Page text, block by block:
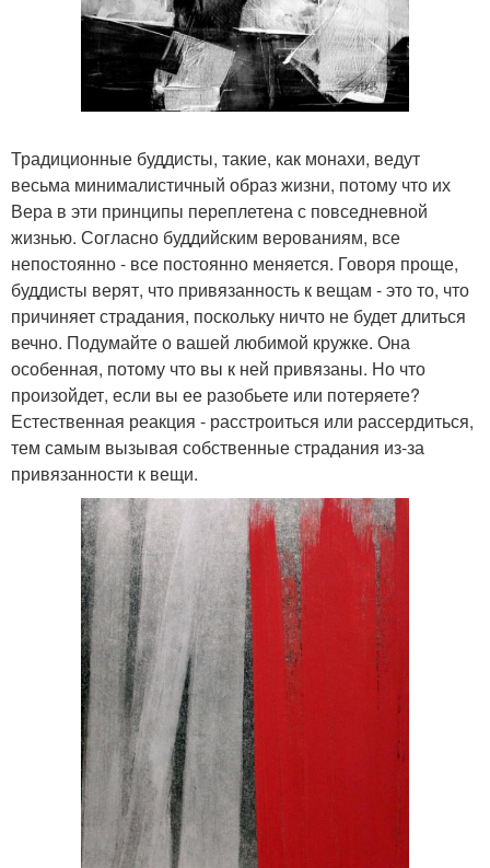
Традиционные буддисты, такие, как монахи, ведут
весьма минималистичный образ жизни, потому что их
Вера в эти принципы переплетена с повседневной
жизнью. Согласно буддийским верованиям, все
непостоянно - все постоянно меняется. Говоря проще,
буддисты верят, что привязанность к вещам - это то, что
причиняет страдания, поскольку ничто не будет длиться
вечно. Подумайте о вашей любимой кружке. Она
особенная, потому что вы к ней привязаны. Но что
произойдет, если вы ее разобьете или потеряете?
Естественная реакция - расстроиться или рассердиться,
тем самым вызывая собственные страдания из-за
привязанности к вещи.